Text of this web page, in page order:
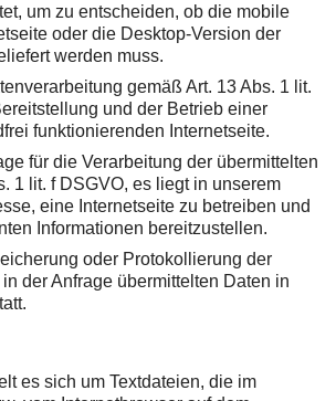
um zu entscheiden, ob die mobile
oder die Desktop-Version der
werden muss.
gemäß Art. 13 Abs. 1 lit.
und der Betrieb einer
funktionierenden Internetseite.
für die Verarbeitung der übermittelten
1 lit. f DSGVO, es liegt in unserem
eine Internetseite zu betreiben und
Informationen bereitzustellen.
oder Protokollierung der
der Anfrage übermittelten Daten in
es sich um Textdateien, die im